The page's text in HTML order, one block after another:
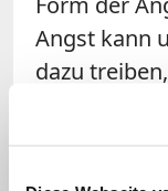
Angst kann
dazu
inhuman
Sorgen,